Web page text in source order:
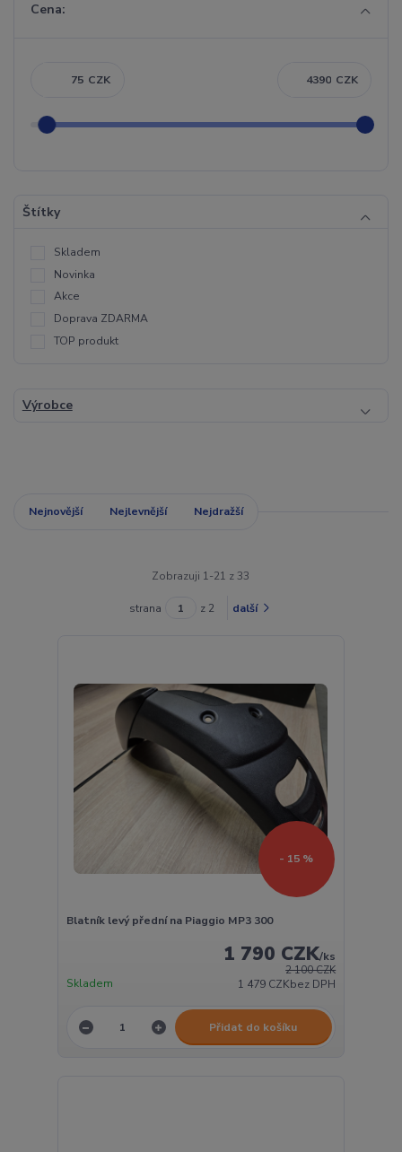
Cena:
CZK CZK
Štítky
Skladem
Novinka
Akce
Doprava ZDARMA
TOP produkt
Výrobce
Nejnovější Nejlevnější Nejdražší
Zobrazuji 1-21 z 33
strana z 2 další
- 15 %
Blatník levý přední na Piaggio MP3 300
2 100 CZK
1 790 CZK/ks
1 479 CZKbez DPH
Skladem
Přidat do košíku